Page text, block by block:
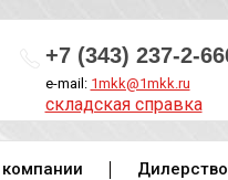
+7 (343) 237-2-
e-mail: 1mkk@1mkk.ru
складская справка
Дилерство